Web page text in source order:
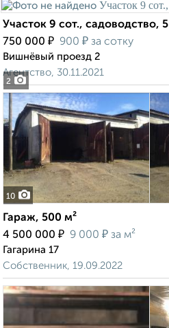
2
Участок 9 сот., садоводство,
750 000 ₽ 900 ₽ за сотку
Вишнёвый проезд 2
Агентство, 30.11.2021
10
Гараж, 500 м²
4 500 000 ₽ 9 000 ₽ за м²
Гагарина 17
Собственник, 19.09.2022